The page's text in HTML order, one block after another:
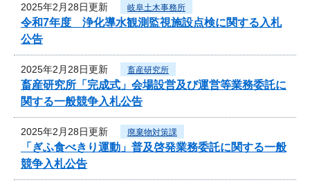
2025年2月28日更新 岐阜土木事務所
令和7年度 浄化導水観測監視施設点検に関する入札
公告
2025年2月28日更新 畜産研究所
畜産研究所「完成式」会場設営及び運営等業務委託に
関する一般競争入札公告
2025年2月28日更新 廃棄物対策課
「ぎふ食べきり運動」普及啓発業務委託に関する一般
競争入札公告